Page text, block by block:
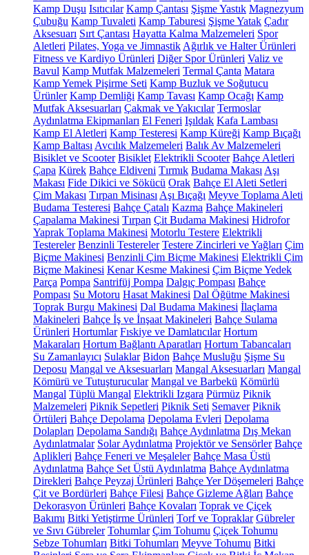
Kamp Duşu Isıtıcılar Kamp Çantası Şişme Yastık Magnezyum
Çubuğu Kamp Tuvaleti Kamp Taburesi Şişme Yatak Çadır
Aksesuarı Sırt Çantası Hayatta Kalma Malzemeleri Spor
Aletleri Pilates, Yoga ve Jimnastik Ağırlık ve Halter Ürünleri
Fitness ve Kardiyo Ürünleri Diğer Spor Ürünleri Valiz ve
Bavul Kamp Mutfak Malzemeleri Termal Çanta Matara
Kamp Yemek Pişirme Seti Kamp Buzluk ve Soğutucu
Ürünler Kamp Demliği Kamp Tavası Kamp Ocağı Kamp
Mutfak Aksesuarları Çakmak ve Yakıcılar Termoslar
Aydınlatma Ekipmanları El Feneri Işıldak Kafa Lambası
Kamp El Aletleri Kamp Testeresi Kamp Küreği Kamp Bıçağı
Kamp Baltası Avcılık Malzemeleri Balık Av Malzemeleri
Bisiklet ve Scooter Bisiklet Elektrikli Scooter Bahçe Aletleri
Çapa Kürek Bahçe Eldiveni Tırmık Budama Makası Aşı
Makası Fide Dikici ve Sökücü Orak Bahçe El Aleti Setleri
Çim Makası Tırpan Misinası Aşı Bıçağı Meyve Toplama Aleti
Budama Testeresi Bahçe Çatalı Kazma Bahçe Makineleri
Çapalama Makinesi Tırpan Çit Budama Makinesi Hidrofor
Yaprak Toplama Makinesi Motorlu Testere Elektrikli
Testereler Benzinli Testereler Testere Zincirleri ve Yağları Çim
Biçme Makinesi Benzinli Çim Biçme Makinesi Elektrikli Çim
Biçme Makinesi Kenar Kesme Makinesi Çim Biçme Yedek
Parça Pompa Santrifüj Pompa Dalgıç Pompası Bahçe
Pompası Su Motoru Hasat Makinesi Dal Öğütme Makinesi
Toprak Burgu Makinesi Dal Budama Makinesi İlaçlama
Makineleri Bahçe İş ve İnşaat Makineleri Bahçe Sulama
Ürünleri Hortumlar Fıskiye ve Damlatıcılar Hortum
Makaraları Hortum Bağlantı Aparatları Hortum Tabancaları
Su Zamanlayıcı Sulaklar Bidon Bahçe Musluğu Şişme Su
Deposu Mangal ve Aksesuarları Mangal Aksesuarları Mangal
Kömürü ve Tutuşturucular Mangal ve Barbekü Kömürlü
Mangal Tüplü Mangal Elektrikli Izgara Pürmüz Piknik
Malzemeleri Piknik Sepetleri Piknik Seti Semaver Piknik
Örtüleri Bahçe Depolama Depolama Evleri Depolama
Dolapları Depolama Sandığı Bahçe Aydınlatma Dış Mekan
Aydınlatmalar Solar Aydınlatma Projektör ve Sensörler Bahçe
Aplikleri Bahçe Feneri ve Meşaleler Bahçe Masa Üstü
Aydınlatma Bahçe Set Üstü Aydınlatma Bahçe Aydınlatma
Direkleri Bahçe Peyzaj Ürünleri Bahçe Yer Döşemeleri Bahçe
Çit ve Bordürleri Bahçe Filesi Bahçe Gizleme Ağları Bahçe
Dekorasyon Ürünleri Bahçe Kovaları Toprak ve Çiçek
Bakımı Bitki Yetiştirme Ürünleri Torf ve Topraklar Gübreler
ve Sıvı Gübreler Tohumlar Çim Tohumu Çiçek Tohumu
Sebze Tohumları Bitki Tohumları Meyve Tohumu Bitki